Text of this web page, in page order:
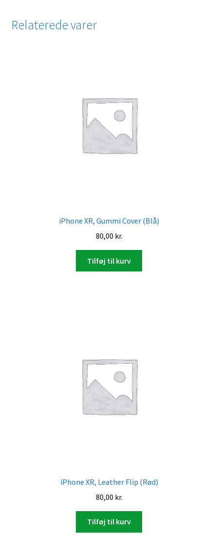
Relaterede varer
iPhone XR, Gummi Cover (Blå)
80,00 kr.
Tilføj til kurv
iPhone XR, Leather Flip (Rød)
80,00 kr.
Tilføj til kurv